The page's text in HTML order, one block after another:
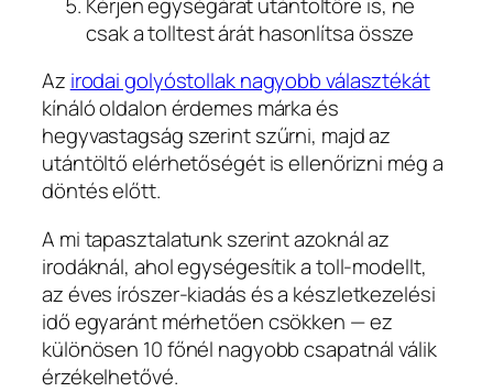
csak a tolltest árát hasonlítsa össze
Az irodai golyóstollak nagyobb választékát
kínáló oldalon érdemes márka és
hegyvastagság szerint szűrni, majd az
utántöltő elérhetőségét is ellenőrizni még a
döntés előtt.
A mi tapasztalatunk szerint azoknál az
irodáknál, ahol egységesítik a toll-modellt,
az éves írószer-kiadás és a készletkezelési
idő egyaránt mérhetően csökken — ez
különösen 10 főnél nagyobb csapatnál válik
érzékelhetővé.